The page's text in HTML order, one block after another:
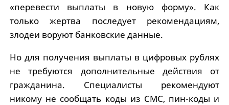
«перевести выплаты в новую форму». Как
только жертва последует рекомендациям,
злодеи воруют банковские данные.
Но для получения выплаты в цифровых рублях
не требуются дополнительные действия от
гражданина. Специалисты рекомендуют
никому не сообщать коды из СМС, пин-коды и